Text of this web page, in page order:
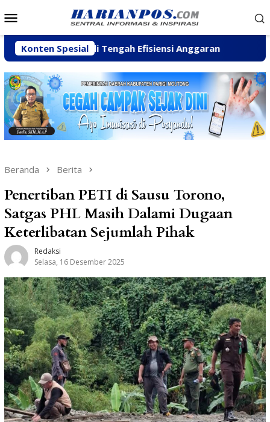
ke
Mobile
Konten Spesial
Pesisir di Tengah Efisiensi Anggaran Fhatia
Beranda Berita
Penertiban PETI di Sausu Torono,
Satgas PHL Masih Dalami Dugaan
Keterlibatan Sejumlah Pihak
Redaksi
Selasa, 16 Desember 2025